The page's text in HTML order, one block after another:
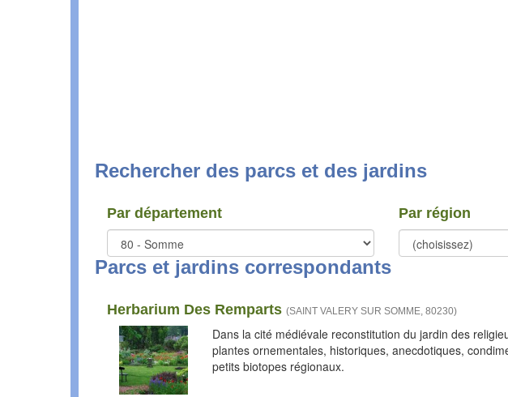
Rechercher des parcs et des jardins
Par département Par région
Parcs et jardins correspondants
Herbarium Des Remparts (SAINT VALERY SUR SOMME 80230)
Dans la cité médiévale reconstitution du jardin des
plantes ornementales, historiques, anecdotiques,
petits biotopes régionaux.